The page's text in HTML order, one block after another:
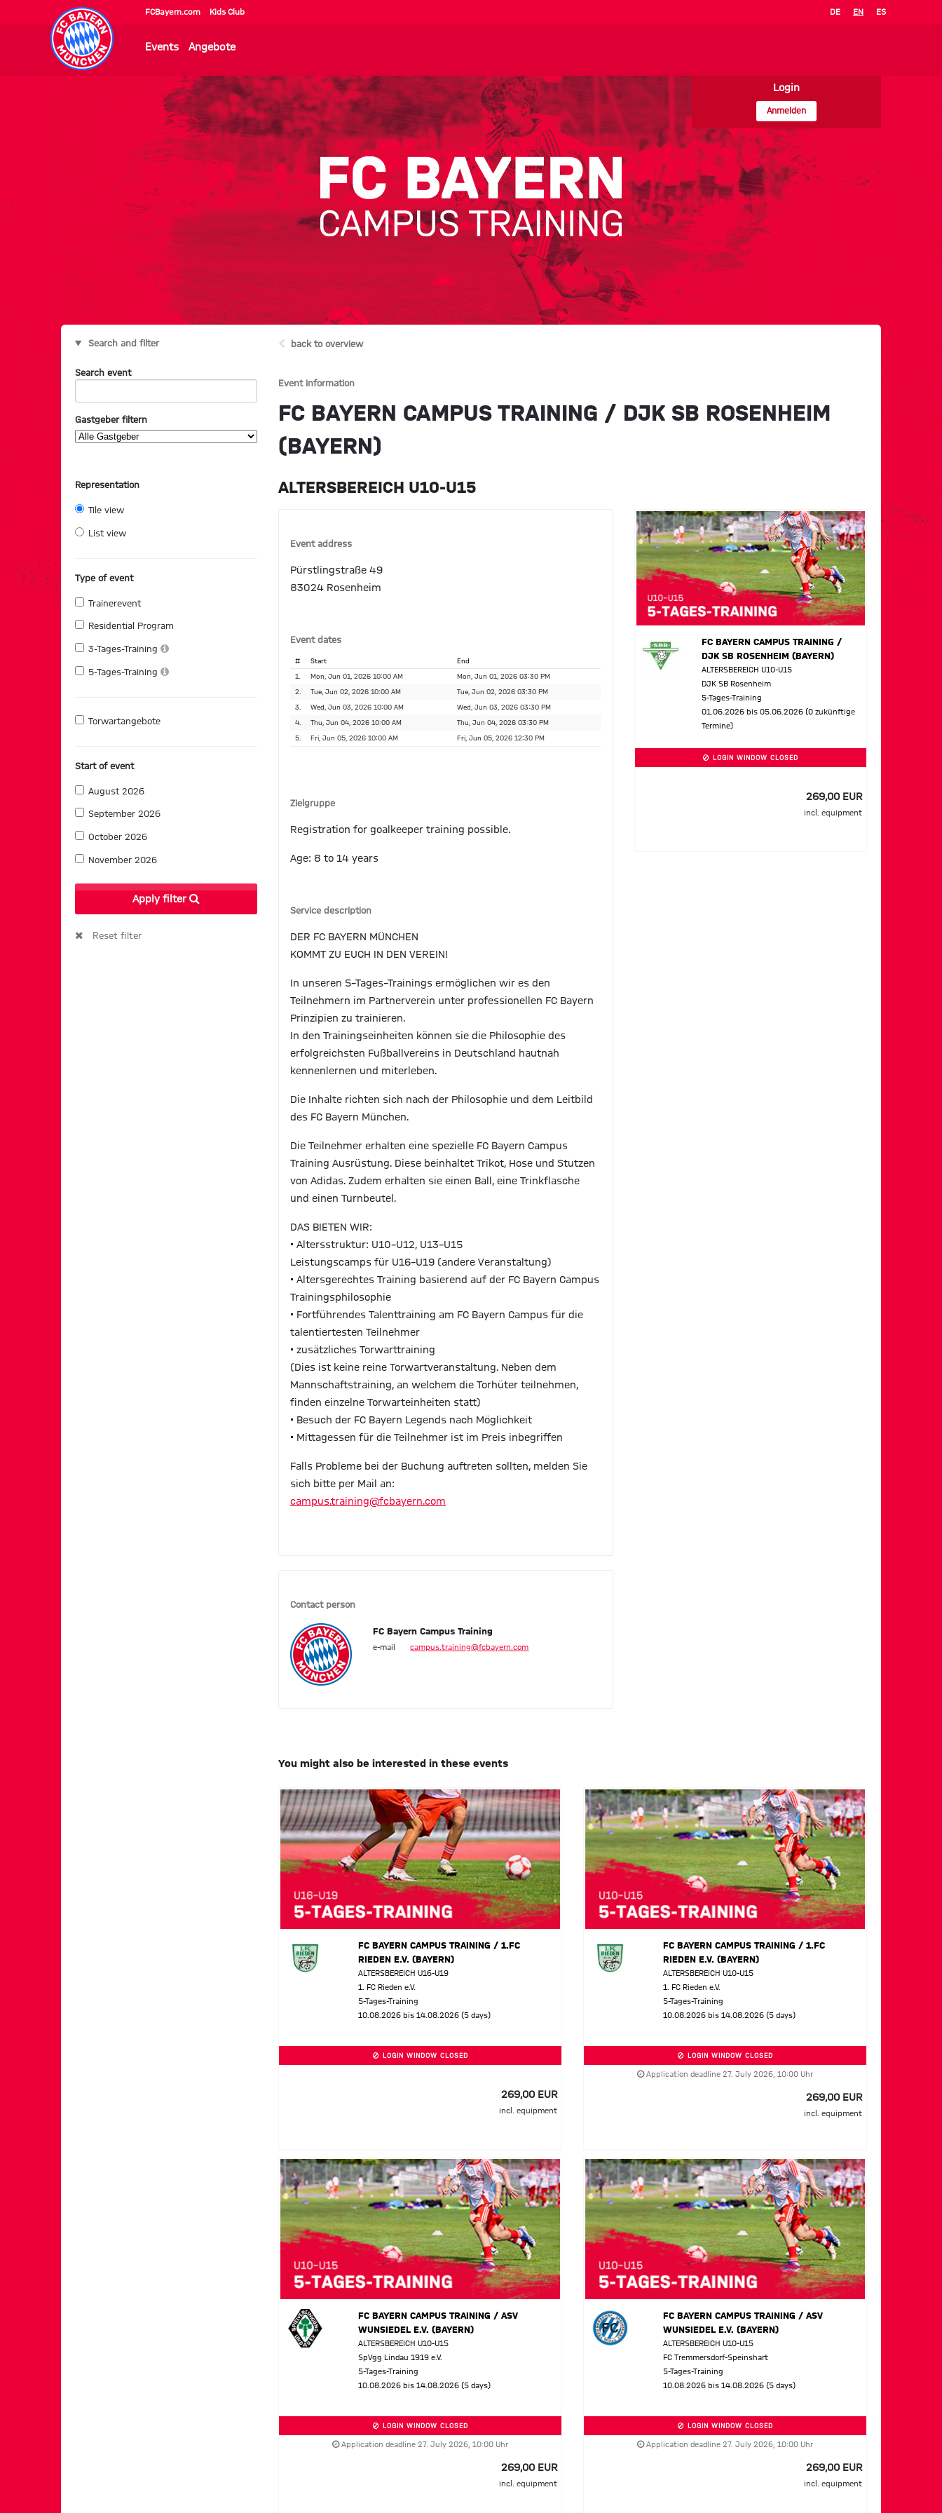
FCBayern.com Kids Club DE EN ES
Events Angebote
Login
Anmelden
Search and filter
Search event
Gastgeber filtern
Representation
Tile view
List view
Type of event
Trainerevent
Residential Program
3-Tages-Training
5-Tages-Training
Torwartangebote
Start of event
August 2026
September 2026
October 2026
November 2026
Apply filter
Reset filter
back to overview
Event information
FC BAYERN CAMPUS TRAINING / DJK SB ROSENHEIM
(BAYERN)
ALTERSBEREICH U10-U15
Event address
Pürstlingstraße 49
83024 Rosenheim
Event dates
# Start End
1. Mon, Jun 01, 2026 10:00 AM Mon, Jun 01, 2026 03:30 PM
2. Tue, Jun 02, 2026 10:00 AM Tue, Jun 02, 2026 03:30 PM
3. Wed, Jun 03, 2026 10:00 AM Wed, Jun 03, 2026 03:30 PM
4. Thu, Jun 04, 2026 10:00 AM Thu, Jun 04, 2026 03:30 PM
5. Fri, Jun 05, 2026 10:00 AM Fri, Jun 05, 2026 12:30 PM
Zielgruppe
Registration for goalkeeper training possible.
Age: 8 to 14 years
Service description
DER FC BAYERN MÜNCHEN
KOMMT ZU EUCH IN DEN VEREIN!
In unseren 5–Tages–Trainings ermöglichen wir es den
Teilnehmern im Partnerverein unter professionellen FC Bayern
Prinzipien zu trainieren.
In den Trainingseinheiten können sie die Philosophie des
erfolgreichsten Fußballvereins in Deutschland hautnah
kennenlernen und miterleben.
Die Inhalte richten sich nach der Philosophie und dem Leitbild
des FC Bayern München.
Die Teilnehmer erhalten eine spezielle FC Bayern Campus
Training Ausrüstung. Diese beinhaltet Trikot, Hose und Stutzen
von Adidas. Zudem erhalten sie einen Ball, eine Trinkflasche
und einen Turnbeutel.
DAS BIETEN WIR:
• Altersstruktur: U10–U12, U13–U15
Leistungscamps für U16–U19 (andere Veranstaltung)
• Altersgerechtes Training basierend auf der FC Bayern Campus
Trainingsphilosophie
• Fortführendes Talenttraining am FC Bayern Campus für die
talentiertesten Teilnehmer
• zusätzliches Torwarttraining
(Dies ist keine reine Torwartveranstaltung. Neben dem
Mannschaftstraining, an welchem die Torhüter teilnehmen,
finden einzelne Torwarteinheiten statt)
• Besuch der FC Bayern Legends nach Möglichkeit
• Mittagessen für die Teilnehmer ist im Preis inbegriffen
Falls Probleme bei der Buchung auftreten sollten, melden Sie
sich bitte per Mail an:
campus.training@fcbayern.com
Contact person
FC Bayern Campus Training
e-mail campus.training@fcbayern.com
FC BAYERN CAMPUS TRAINING /
DJK SB ROSENHEIM (BAYERN)
ALTERSBEREICH U10-U15
DJK SB Rosenheim
5-Tages-Training
01.06.2026 bis 05.06.2026 (0 zukünftige
Termine)
LOGIN WINDOW CLOSED
269,00 EUR
incl. equipment
You might also be interested in these events
FC BAYERN CAMPUS TRAINING / 1.FC
RIEDEN E.V. (BAYERN)
ALTERSBEREICH U16-U19
1. FC Rieden e.V.
5-Tages-Training
10.08.2026 bis 14.08.2026 (5 days)
LOGIN WINDOW CLOSED
269,00 EUR
incl. equipment
FC BAYERN CAMPUS TRAINING / 1.FC
RIEDEN E.V. (BAYERN)
ALTERSBEREICH U10-U15
1. FC Rieden e.V.
5-Tages-Training
10.08.2026 bis 14.08.2026 (5 days)
LOGIN WINDOW CLOSED
Application deadline 27. July 2026, 10:00 Uhr
269,00 EUR
incl. equipment
FC BAYERN CAMPUS TRAINING / ASV
WUNSIEDEL E.V. (BAYERN)
ALTERSBEREICH U10-U15
SpVgg Lindau 1919 e.V.
5-Tages-Training
10.08.2026 bis 14.08.2026 (5 days)
LOGIN WINDOW CLOSED
Application deadline 27. July 2026, 10:00 Uhr
269,00 EUR
incl. equipment
FC BAYERN CAMPUS TRAINING / ASV
WUNSIEDEL E.V. (BAYERN)
ALTERSBEREICH U10-U15
FC Tremmersdorf-Speinshart
5-Tages-Training
10.08.2026 bis 14.08.2026 (5 days)
LOGIN WINDOW CLOSED
Application deadline 27. July 2026, 10:00 Uhr
269,00 EUR
incl. equipment